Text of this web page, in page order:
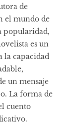
de
el mundo de
popularidad,
es un
capacidad
un mensaje
La forma de
cuento